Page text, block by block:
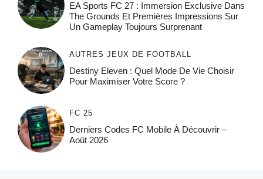
EA Sports FC 27 : Immersion Exclusive Dans
The Grounds Et Premières Impressions Sur
Un Gameplay Toujours Surprenant
AUTRES JEUX DE FOOTBALL
Destiny Eleven : Quel Mode De Vie Choisir
Pour Maximiser Votre Score ?
FC 25
Derniers Codes FC Mobile À Découvrir –
Août 2026